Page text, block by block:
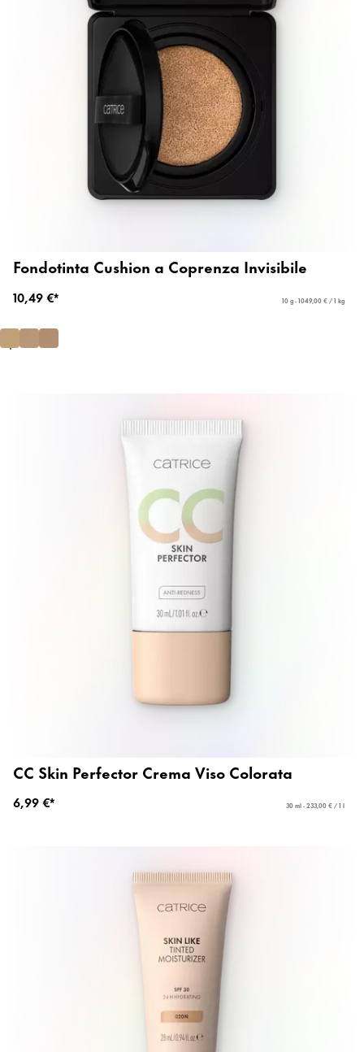
Fondotinta Cushion a Coprenza Invisibile
10,49 €* 10 g - 1049,00 € / 1 kg
CC Skin Perfector Crema Viso Colorata
6,99 €* 30 ml - 233,00 € / 1 l